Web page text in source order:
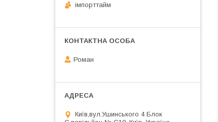
імпорттайм
Роман
Київ,вул.Ушинського 4 Блок